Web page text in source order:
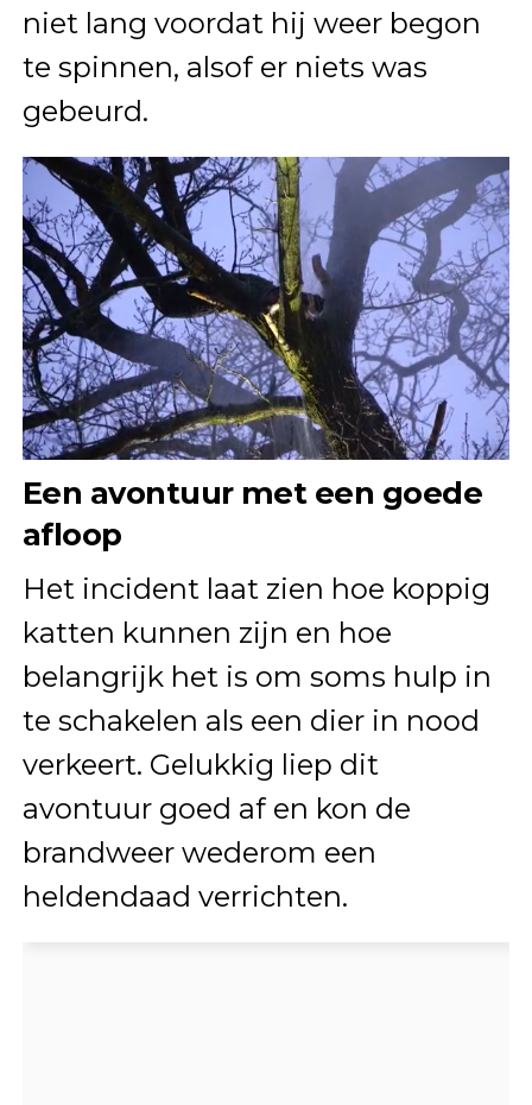
niet lang voordat hij weer begon
te spinnen, alsof er niets was
gebeurd.
Een avontuur met een goede
afloop
Het incident laat zien hoe koppig
katten kunnen zijn en hoe
belangrijk het is om soms hulp in
te schakelen als een dier in nood
verkeert. Gelukkig liep dit
avontuur goed af en kon de
brandweer wederom een
heldendaad verrichten.